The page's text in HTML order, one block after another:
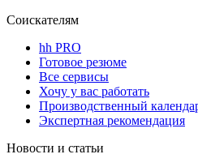
Соискателям
hh PRO
Готовое резюме
Все сервисы
Хочу у вас работать
Производственный
Экспертная рекомендация
Новости и статьи